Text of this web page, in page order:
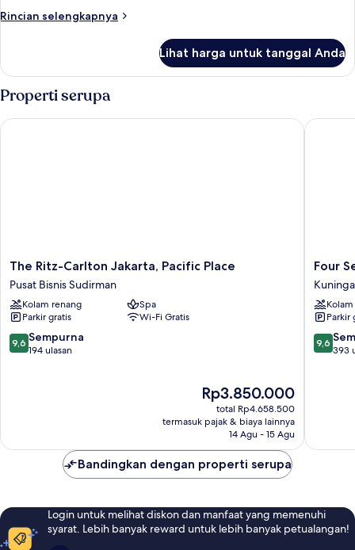
Rincian selengkapnya
Rincian
Kamar
(Skyline
Lihat harga untuk tanggal Anda
Properti serupa
The
Ritz-
Carlton
Jakarta,
Pacific
Place
Pusat
The Ritz-Carlton Jakarta, Pacific Place
Pusat Bisnis Sudirman
Kolam renang
Spa
Parkir gratis
Wi-Fi Gratis
9.6
dari
9,6 Sempurna
194 ulasan
Harga
sekarang
Rp3.850.000
Rp3.850.000
total Rp4.658.500
termasuk pajak & biaya lainnya
14 Agu - 15 Agu
The Ritz-Carlton Jakarta, Pacific Place
Four
Seasons
Hotel
Jakarta
Timur
Four
Parkir
9.6
dari
9,6
393
Four
Bandingkan dengan properti serupa
Login untuk melihat diskon dan manfaat yang memenuhi
syarat. Lebih banyak reward untuk lebih banyak petualangan!